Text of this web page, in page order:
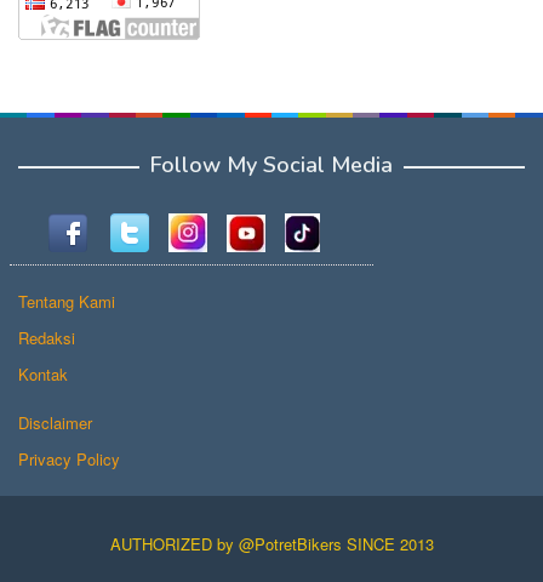
Follow My Social Media
Tentang Kami
Redaksi
Kontak
Disclaimer
Privacy Policy
AUTHORIZED by @PotretBikers SINCE 2013